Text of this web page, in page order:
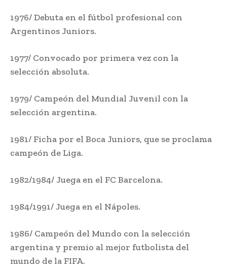
1976/ Debuta en el fútbol profesional con
Argentinos Juniors.
1977/ Convocado por primera vez con la
selección absoluta.
1979/ Campeón del Mundial Juvenil con la
selección argentina.
1981/ Ficha por el Boca Juniors, que se proclama
campeón de Liga.
1982/1984/ Juega en el FC Barcelona.
1984/1991/ Juega en el Nápoles.
1986/ Campeón del Mundo con la selección
argentina y premio al mejor futbolista del
mundo de la FIFA.